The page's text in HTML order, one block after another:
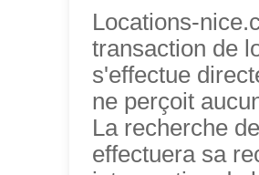
Locations-
transaction de
s'effectue
ne perçoit
La recherche
effectuera sa